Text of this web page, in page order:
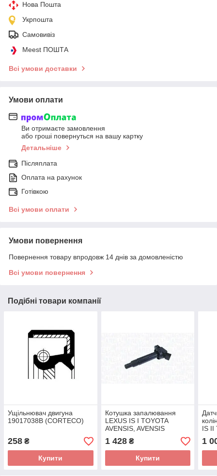
Нова Пошта
Укрпошта
Самовивіз
Meest ПОШТА
Всі умови доставки
Умови оплати
Ви отримаєте замовлення
або гроші повернуться на вашу картку
Детальніше
Післяплата
Оплата на рахунок
Готівкою
Всі умови оплати
Умови повернення
Повернення товару впродовж 14 днів за домовленістю
Всі умови повернення
Подібні товари компанії
Ущільнювач двигуна
19017038B (CORTECO)
258 ₴
Купити
Котушка запалювання
LEXUS IS I TOYOTA
AVENSIS, AVENSIS
VERSO, CAMRY,
COROLLA, LAND
CRUISER PRADO, PREVIA
1 428₴
Купити
IS II
4 III,
1